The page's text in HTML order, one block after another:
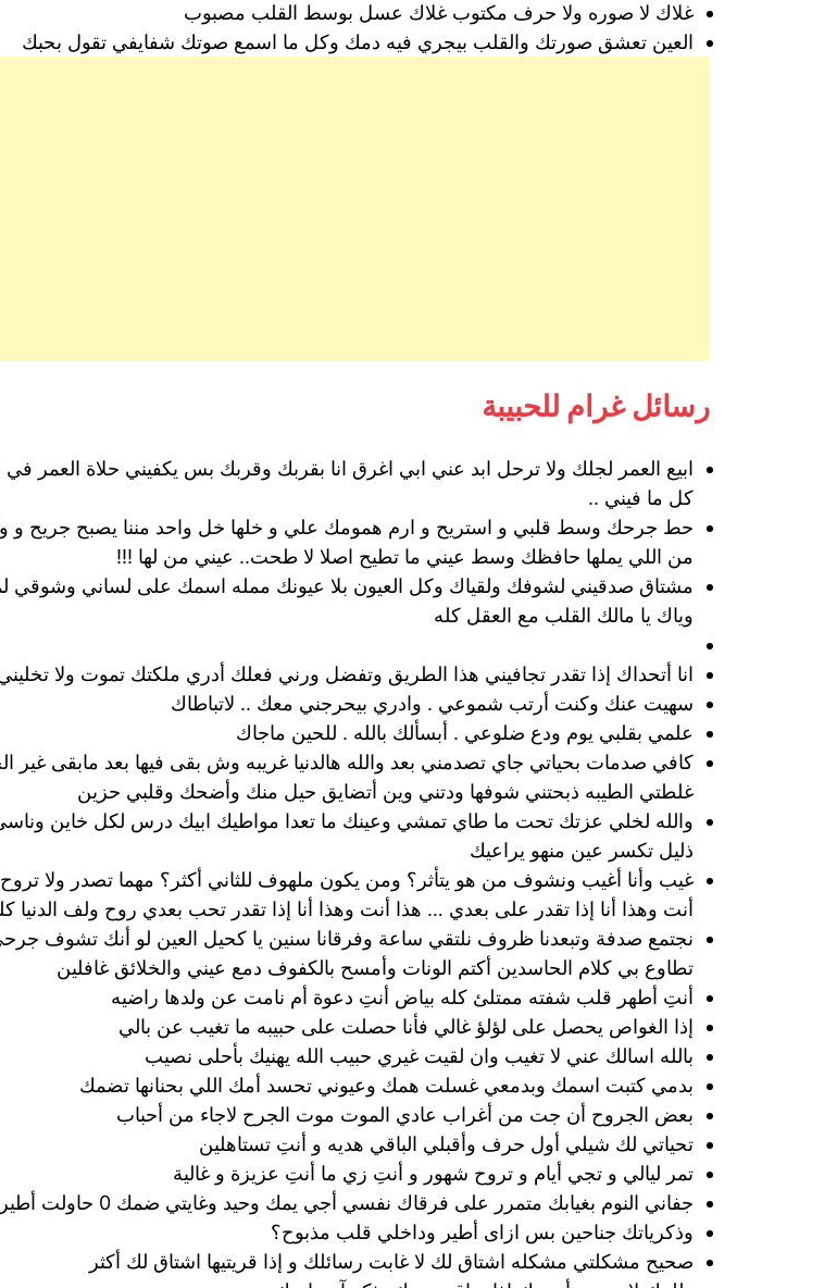
غلاك لا صوره ولا حرف مكتوب غلاك عسل بوسط القلب مصبوب
العين تعشق صورتك والقلب بيجري فيه دمك وكل ما اسمع صوتك شفايفي تقول بحبك
رسائل غرام للحبيبة
ابيع العمر لجلك ولا ترحل ابد عني ابي اغرق انا بقربك وقربك بس يكفيني حلاة
كل ما فيني ..
حط جرحك وسط قلبي و استريح و ارم همومك علي و خلها خل واحد مننا يصبح جريح و
من اللي يملها حافظك وسط عيني ما تطيح اصلا لا طحت.. عيني من لها !!!
مشتاق صدقيني لشوفك ولقياك وكل العيون بلا عيونك ممله اسمك على لساني وشوقي
وياك يا مالك القلب مع العقل كله
انا أتحداك إذا تقدر تجافيني هذا الطريق وتفضل ورني فعلك أدري ملكتك تموت ولا
سهيت عنك وكنت أرتب شموعي . وادري بيحرجني معك .. لاتباطاك
علمي بقلبي يوم ودع ضلوعي . أبسألك بالله . للحين ماجاك
كافي صدمات بحياتي جاي تصدمني بعد والله هالدنيا غريبه وش بقى فيها بعد مابقى
غلطتي الطيبه ذبحتني شوفها ودتني وين أتضايق حيل منك وأضحك وقلبي حزين
والله لخلي عزتك تحت ما طاي تمشي وعينك ما تعدا مواطيك ابيك درس لكل خاين
ذليل تكسر عين منهو يراعيك
غيب وأنا أغيب ونشوف من هو يتأثر؟ ومن يكون ملهوف للثاني أكثر؟ مهما تصدر ولا
أنت وهذا أنا إذا تقدر على بعدي … هذا أنت وهذا أنا إذا تقدر تحب بعدي روح ولف الدنيا
نجتمع صدفة وتبعدنا ظروف نلتقي ساعة وفرقانا سنين يا كحيل العين لو أنك تشوف
تطاوع بي كلام الحاسدين أكتم الونات وأمسح بالكفوف دمع عيني والخلائق غافلين
أنتِ أطهر قلب شفته ممتلئ كله بياض أنتِ دعوة أم نامت عن ولدها راضيه
إذا الغواص يحصل على لؤلؤ غالي فأنا حصلت على حبيبه ما تغيب عن بالي
بالله اسالك عني لا تغيب وان لقيت غيري حبيب الله يهنيك بأحلى نصيب
بدمي كتبت اسمك وبدمعي غسلت همك وعيوني تحسد أمك اللي بحنانها تضمك
بعض الجروح أن جت من أغراب عادي الموت موت الجرح لاجاء من أحباب
تحياتي لك شيلي أول حرف وأقبلي الباقي هديه و أنتِ تستاهلين
تمر ليالي و تجي أيام و تروح شهور و أنتِ زي ما أنتِ عزيزة و غالية
جفاني النوم بغيابك متمرر على فرقاك نفسي أجي يمك وحيد وغايتي ضمك 0 حاولت أطير
وذكرياتك جناحين بس ازاى أطير وداخلي قلب مذبوح؟
صحيح مشكلتي مشكله اشتاق لك لا غابت رسائلك و إذا قريتيها اشتاق لك أكثر